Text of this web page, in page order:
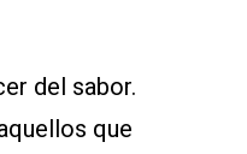
del sabor.
que